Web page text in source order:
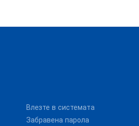
Влезте в системата
Забравена парола